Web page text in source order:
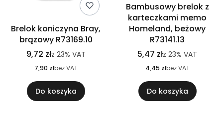
Brelok koniczyna Bray,
brązowy R73169.10
9,72 złz 23% VAT
7,90 złbez VAT
Do koszyka
Bambusowy brelok z
karteczkami memo
Homeland, beżowy
R73141.13
5,47 złz 23% VAT
4,45 złbez VAT
Do koszyka